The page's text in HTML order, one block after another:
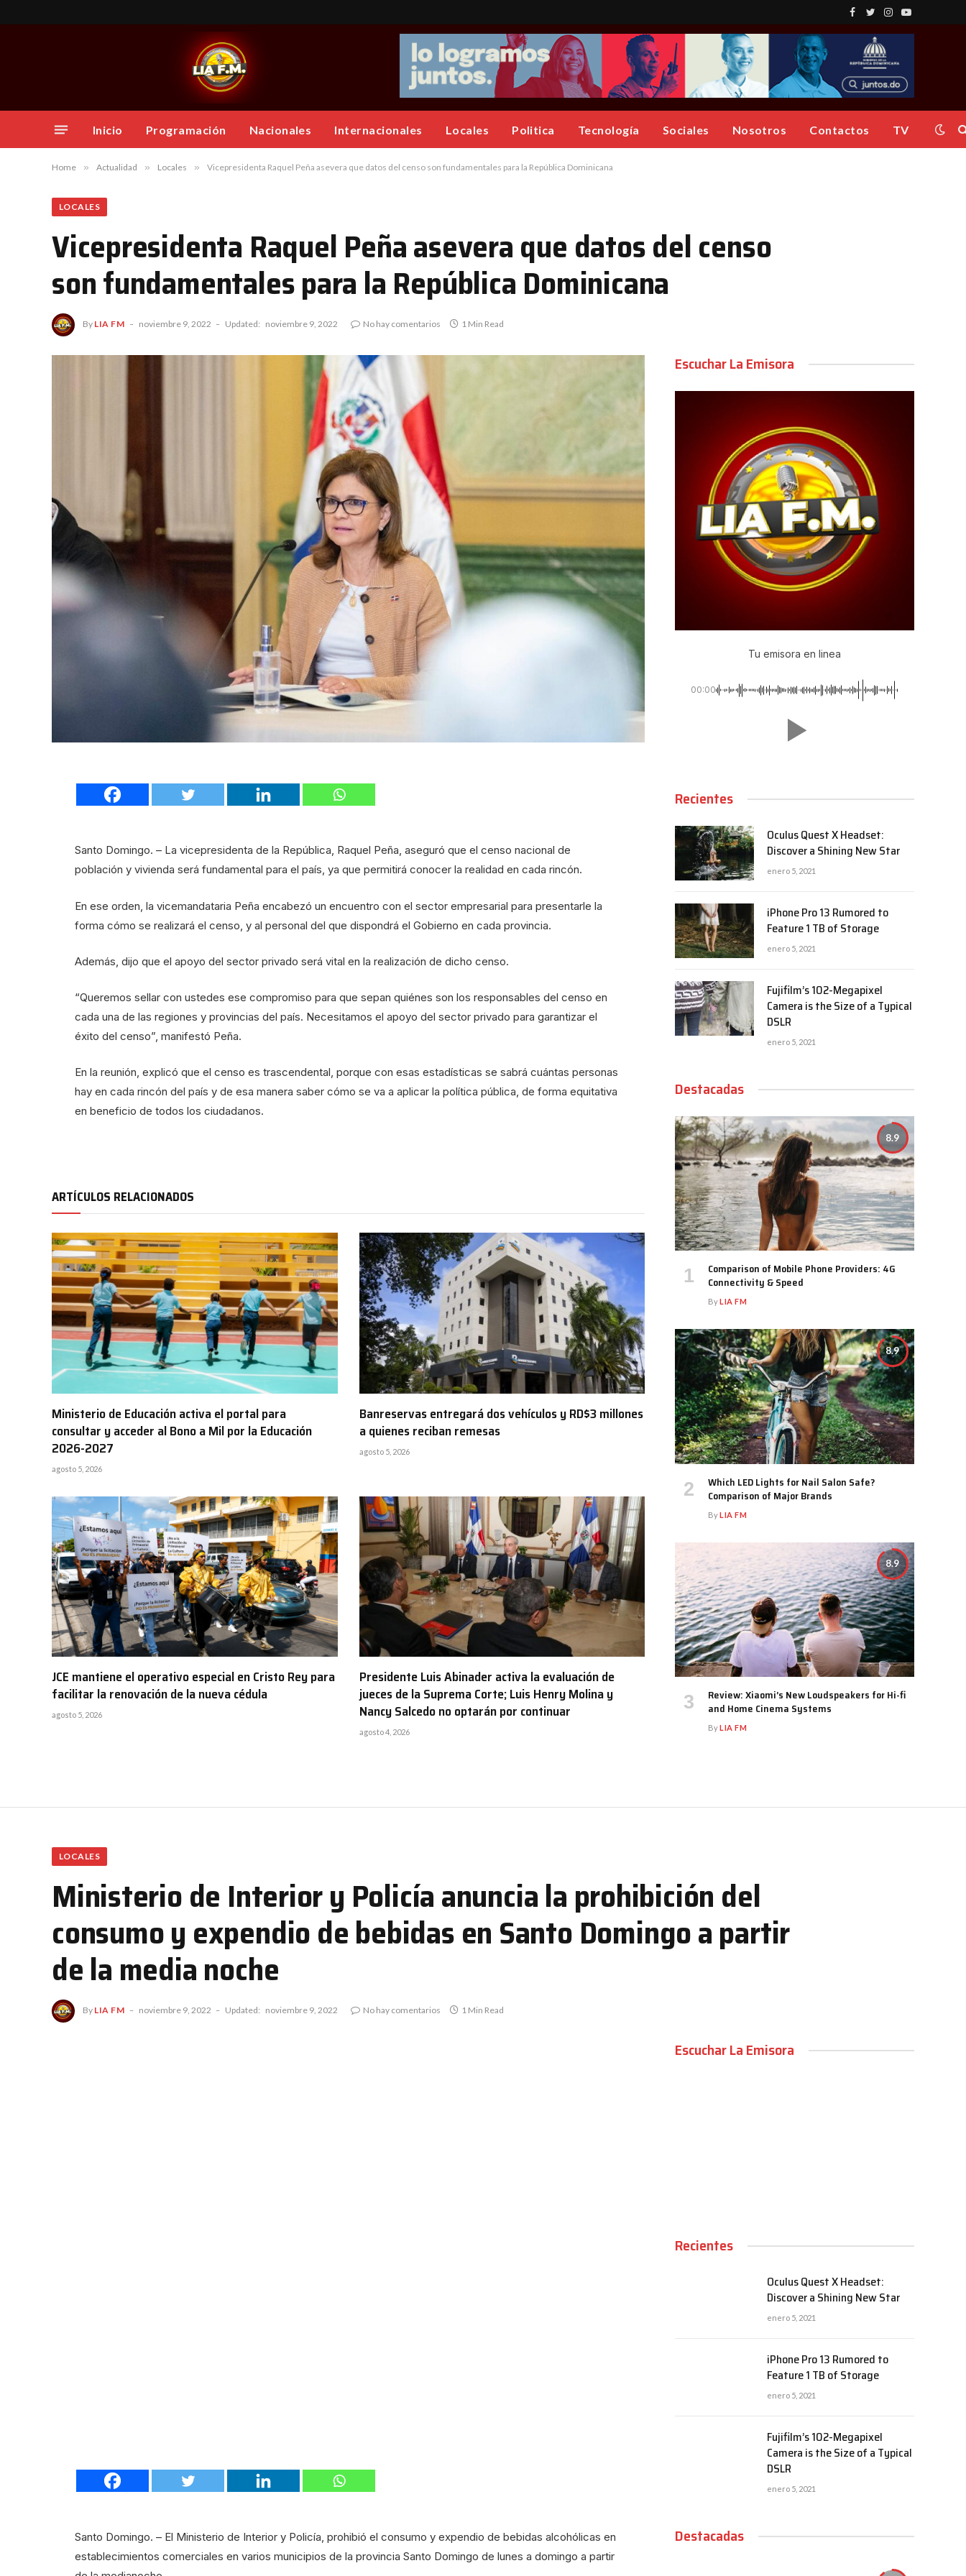
Facebook
TwitterInstagram
YouTube
Inicio Programación Nacionales Internacionales Locales Politica Tecnología Sociales Nosotros Contactos TV
Home » Actualidad » Locales » Vicepresidenta Raquel Peña asevera que datos del censo son fundamentales para la República Dominicana
LOCALES
Vicepresidenta Raquel Peña asevera que datos del censo
son fundamentales para la República Dominicana
By LIA FM noviembre 9, 2022 Updated: noviembre 9, 2022 No hay comentarios 1 Min Read
Santo Domingo. – La vicepresidenta de la República, Raquel Peña, aseguró que el censo nacional de
población y vivienda será fundamental para el país, ya que permitirá conocer la realidad en cada rincón.
En ese orden, la vicemandataria Peña encabezó un encuentro con el sector empresarial para presentarle la
forma cómo se realizará el censo, y al personal del que dispondrá el Gobierno en cada provincia.
Además, dijo que el apoyo del sector privado será vital en la realización de dicho censo.
“Queremos sellar con ustedes ese compromiso para que sepan quiénes son los responsables del censo en
cada una de las regiones y provincias del país. Necesitamos el apoyo del sector privado para garantizar el
éxito del censo”, manifestó Peña.
En la reunión, explicó que el censo es trascendental, porque con esas estadísticas se sabrá cuántas personas
hay en cada rincón del país y de esa manera saber cómo se va a aplicar la política pública, de forma equitativa
en beneficio de todos los ciudadanos.
ARTÍCULOS RELACIONADOS
Ministerio de Educación activa el portal para
consultar y acceder al Bono a Mil por la Educación
2026-2027
agosto 5, 2026
Banreservas entregará dos vehículos y RD$3 millones
a quienes reciban remesas
agosto 5, 2026
JCE mantiene el operativo especial en Cristo Rey para
facilitar la renovación de la nueva cédula
agosto 5, 2026
Presidente Luis Abinader activa la evaluación de
jueces de la Suprema Corte; Luis Henry Molina y
Nancy Salcedo no optarán por continuar
agosto 4, 2026
Escuchar La Emisora
Tu emisora en linea
00:00
Recientes
Oculus Quest X Headset:
Discover a Shining New Star
enero 5, 2021
iPhone Pro 13 Rumored to
Feature 1 TB of Storage
enero 5, 2021
Fujifilm’s 102-Megapixel
Camera is the Size of a Typical
DSLR
enero 5, 2021
Destacadas
8.9
Comparison of Mobile Phone Providers: 4G
Connectivity & Speed
ByLIA FM
8.9
Which LED Lights for Nail Salon Safe?
Comparison of Major Brands
ByLIA FM
8.9
Review: Xiaomi’s New Loudspeakers for Hi-fi
and Home Cinema Systems
ByLIA FM
LOCALES
Ministerio de Interior y Policía anuncia la prohibición del
consumo y expendio de bebidas en Santo Domingo a partir
de la media noche
By LIA FM noviembre 9, 2022 Updated: noviembre 9, 2022 No hay comentarios 1 Min Read
Santo Domingo. – El Ministerio de Interior y Policía, prohibió el consumo y expendio de bebidas alcohólicas en
establecimientos comerciales en varios municipios de la provincia Santo Domingo de lunes a domingo a partir
Escuchar La Emisora
Recientes
Oculus Quest X Headset:
Discover a Shining New Star
enero 5, 2021
iPhone Pro 13 Rumored to
Feature 1 TB of Storage
enero 5, 2021
Fujifilm’s 102-Megapixel
Camera is the Size of a Typical
DSLR
enero 5, 2021
Destacadas